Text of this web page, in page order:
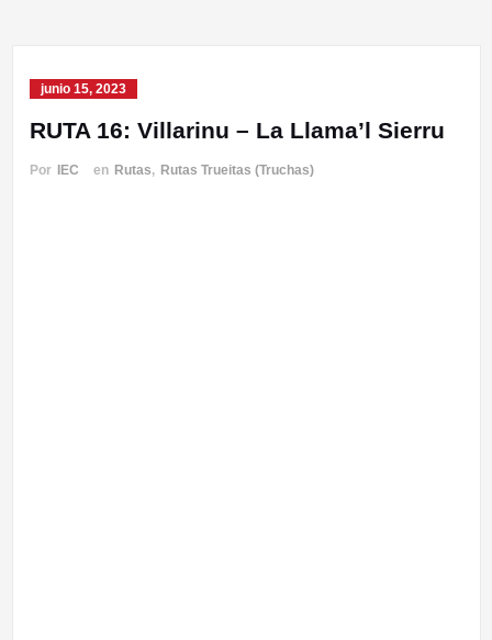
junio 15, 2023
RUTA 16: Villarinu – La Llama’l Sierru
Por IEC en Rutas, Rutas Trueitas (Truchas)